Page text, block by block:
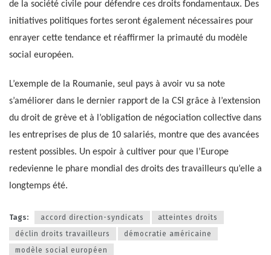
de la société civile pour défendre ces droits fondamentaux. Des
initiatives politiques fortes seront également nécessaires pour
enrayer cette tendance et réaffirmer la primauté du modèle
social européen.
L’exemple de la Roumanie, seul pays à avoir vu sa note
s’améliorer dans le dernier rapport de la CSI grâce à l’extension
du droit de grève et à l’obligation de négociation collective dans
les entreprises de plus de 10 salariés, montre que des avancées
restent possibles. Un espoir à cultiver pour que l’Europe
redevienne le phare mondial des droits des travailleurs qu’elle a
longtemps été.
Tags: accord direction-syndicats
atteintes droits
déclin droits travailleurs
démocratie américaine
modèle social européen